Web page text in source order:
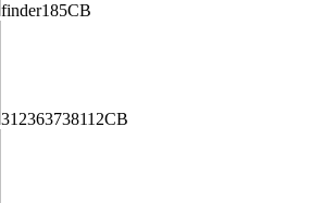
finder185CB
312363738112CB